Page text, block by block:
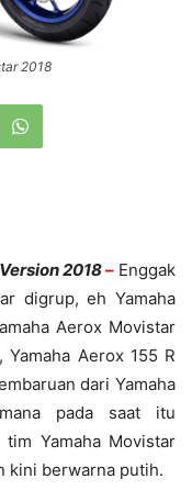
2018
2018– Enggak
digrup, eh Yamaha
Aerox Movistar
Yamaha Aerox 155 R
dari Yamaha
pada saat itu
Yamaha Movistar
kini berwarna putih.